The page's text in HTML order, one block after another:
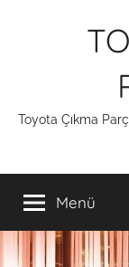
Toyota Çıkma
Menü